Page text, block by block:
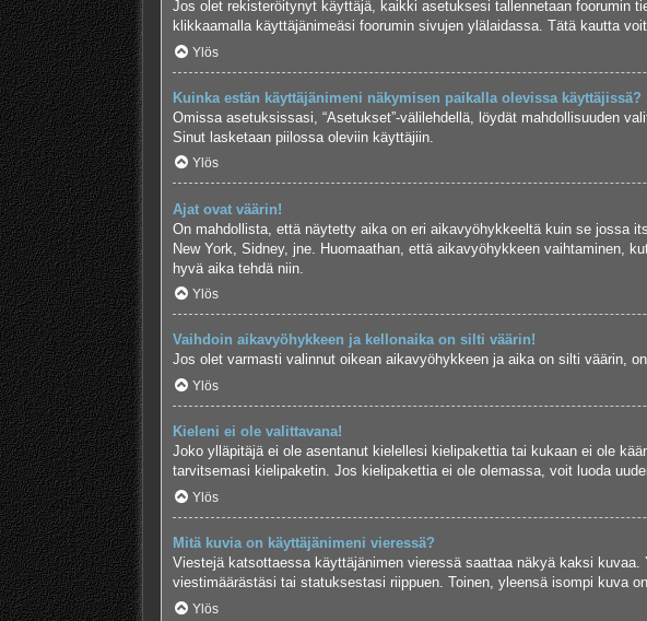
Jos olet rekisteröitynyt käyttäjä, kaikki asetuksesi tallennetaan foorumin
klikkaamalla käyttäjänimeäsi foorumin sivujen ylälaidassa. Tätä kautta
Ylös
Kuinka estän käyttäjänimeni näkymisen paikalla olevissa käyttäjissä?
Omissa asetuksissasi, “Asetukset”-välilehdellä, löydät mahdollisuuden
Sinut lasketaan piilossa oleviin käyttäjiin.
Ylös
Ajat ovat väärin!
On mahdollista, että näytetty aika on eri aikavyöhykkeeltä kuin se jossa
New York, Sidney, jne. Huomaathan, että aikavyöhykkeen vaihtaminen,
hyvä aika tehdä niin.
Ylös
Vaihdoin aikavyöhykkeen ja kellonaika on silti väärin!
Jos olet varmasti valinnut oikean aikavyöhykkeen ja aika on silti väärin,
Ylös
Kieleni ei ole valittavana!
Joko ylläpitäjä ei ole asentanut kielellesi kielipakettia tai kukaan ei ole
tarvitsemasi kielipaketin. Jos kielipakettia ei ole olemassa, voit luoda
Ylös
Mitä kuvia on käyttäjänimeni vieressä?
Viestejä katsottaessa käyttäjänimen vieressä saattaa näkyä kaksi
viestimäärästäsi tai statuksestasi riippuen. Toinen, yleensä isompi kuva
Ylös